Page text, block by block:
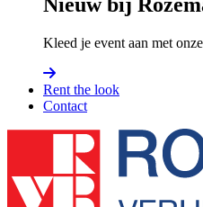
Kleed je event aan met
Rent the look
Contact